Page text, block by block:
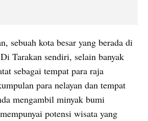
sebuah kota besar yang berada di
Tarakan sendiri, selain banyak
sebagai tempat para raja
para nelayan dan tempat
mengambil minyak bumi
potensi wisata yang